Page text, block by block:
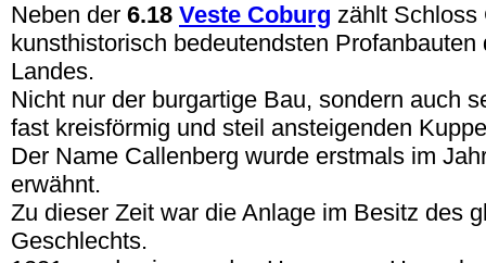
Neben der 6.18 Veste Coburg zählt Schloss
kunsthistorisch bedeutendsten Profanbauten
Landes.
Nicht nur der burgartige Bau, sondern auch
fast kreisförmig und steil ansteigenden
Der Name Callenberg wurde erstmals im
erwähnt.
Zu dieser Zeit war die Anlage im Besitz des
Geschlechts.